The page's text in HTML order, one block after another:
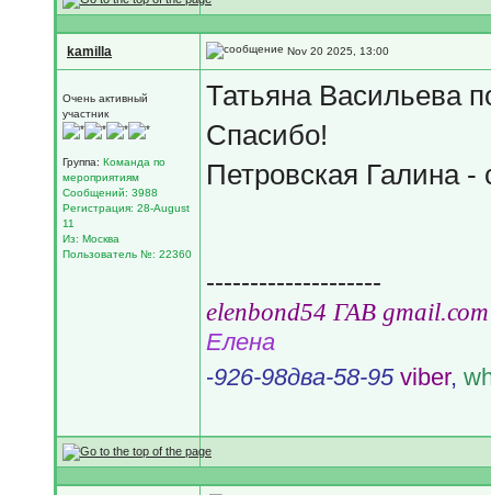
kamilla Nov 20 2025, 13:00
Очень активный
участник
Группа: Команда по
мероприятиям
Сообщений: 3988
Регистрация: 28-August
11
Из: Москва
Пользователь №: 22360
Татьяна Васильева
Спасибо!
Петровская Галина
--------------------
еlеnbоnd54 ГАВ gmail.соm
Елена
-926-98два-58-95 viber,